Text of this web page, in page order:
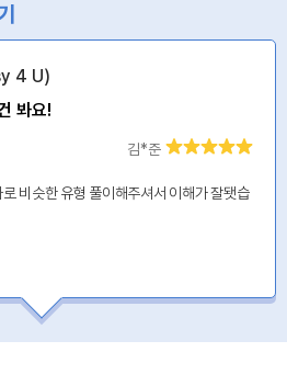
4 U)
봐요!
김*준
비슷한 유형 풀이해주셔서 이해가 잘됏습